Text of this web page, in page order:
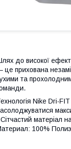
до високої
це прихована
та
Nike Dri-
матеріал
100%